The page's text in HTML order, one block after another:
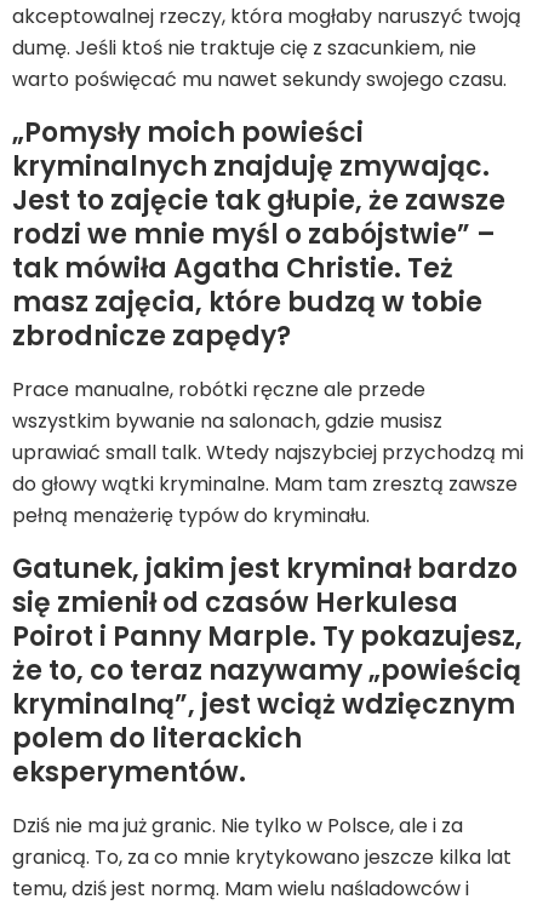
akceptowalnej rzeczy, która mogłaby naruszyć twoją
dumę. Jeśli ktoś nie traktuje cię z szacunkiem, nie
warto poświęcać mu nawet sekundy swojego czasu.
„Pomysły moich powieści
kryminalnych znajduję zmywając.
Jest to zajęcie tak głupie, że zawsze
rodzi we mnie myśl o zabójstwie” –
tak mówiła Agatha Christie. Też
masz zajęcia, które budzą w tobie
zbrodnicze zapędy?
Prace manualne, robótki ręczne ale przede
wszystkim bywanie na salonach, gdzie musisz
uprawiać small talk. Wtedy najszybciej przychodzą mi
do głowy wątki kryminalne. Mam tam zresztą zawsze
pełną menażerię typów do kryminału.
Gatunek, jakim jest kryminał bardzo
się zmienił od czasów Herkulesa
Poirot i Panny Marple. Ty pokazujesz,
że to, co teraz nazywamy „powieścią
kryminalną”, jest wciąż wdzięcznym
polem do literackich
eksperymentów.
Dziś nie ma już granic. Nie tylko w Polsce, ale i za
granicą. To, za co mnie krytykowano jeszcze kilka lat
temu, dziś jest normą. Mam wielu naśladowców i